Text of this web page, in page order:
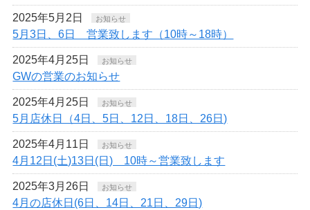
2025年5月2日 お知らせ
5月3日、6日 営業致します（10時～18時）
2025年4月25日 お知らせ
GWの営業のお知らせ
2025年4月25日 お知らせ
5月店休日（4日、5日、12日、18日、26日)
2025年4月11日 お知らせ
4月12日(土)13日(日) 10時～営業致します
2025年3月26日 お知らせ
4月の店休日(6日、14日、21日、29日)